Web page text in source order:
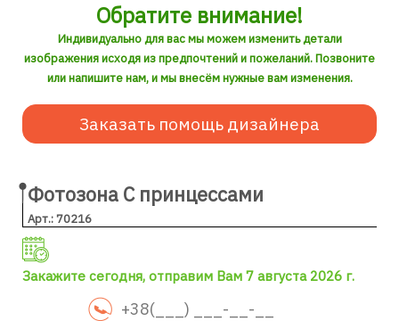
Обратите внимание!
Индивидуально для вас мы можем изменить детали
изображения исходя из предпочтений и пожеланий. Позвоните
или напишите нам, и мы внесём нужные вам изменения.
Заказать помощь дизайнера
Фотозона С принцессами
Арт.: 70216
Закажите сегодня, отправим Вам 7 августа 2026 г.